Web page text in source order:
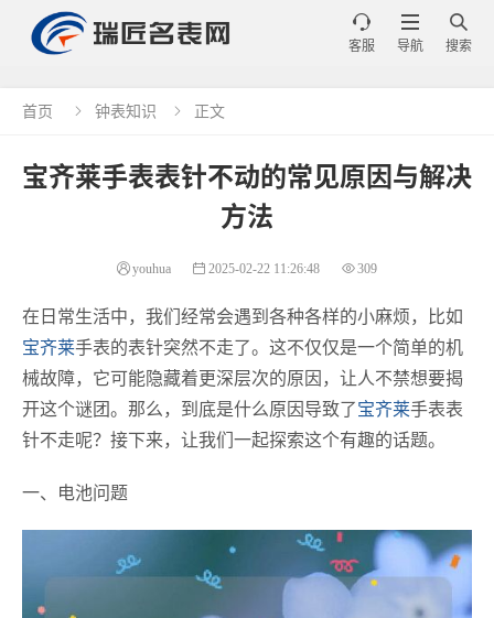

搜索

导航

客服
首页  钟表知识  正文
宝齐莱手表表针不动的常见原因与解决
方法
youhua 2025-02-22 11:26:48 309
在日常生活中，我们经常会遇到各种各样的小麻烦，比如
宝齐莱手表的表针突然不走了。这不仅仅是一个简单的机
械故障，它可能隐藏着更深层次的原因，让人不禁想要揭
开这个谜团。那么，到底是什么原因导致了宝齐莱手表表
针不走呢？接下来，让我们一起探索这个有趣的话题。
一、电池问题